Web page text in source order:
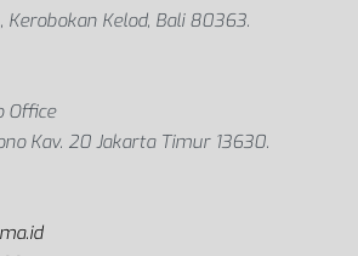
Kerobokan Kelod, Bali 80363.
Office
Kav. 20 Jakarta Timur 13630.